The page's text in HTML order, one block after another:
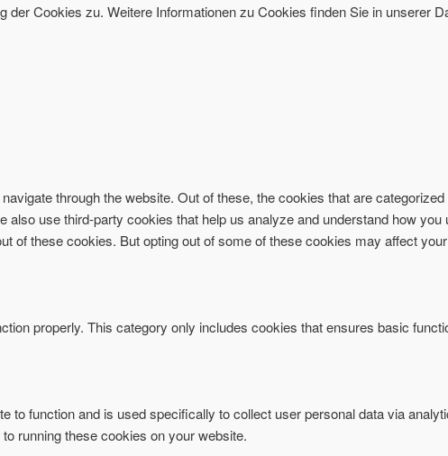
Cookies zu. Weitere Informationen zu Cookies finden Sie in unserer
through the website. Out of these, the cookies that are
use third-party cookies that help us analyze and understand how
of these cookies. But opting out of some of these cookies may affect
properly. This category only includes cookies that ensures basic
to function and is used specifically to collect user personal data via
running these cookies on your website.